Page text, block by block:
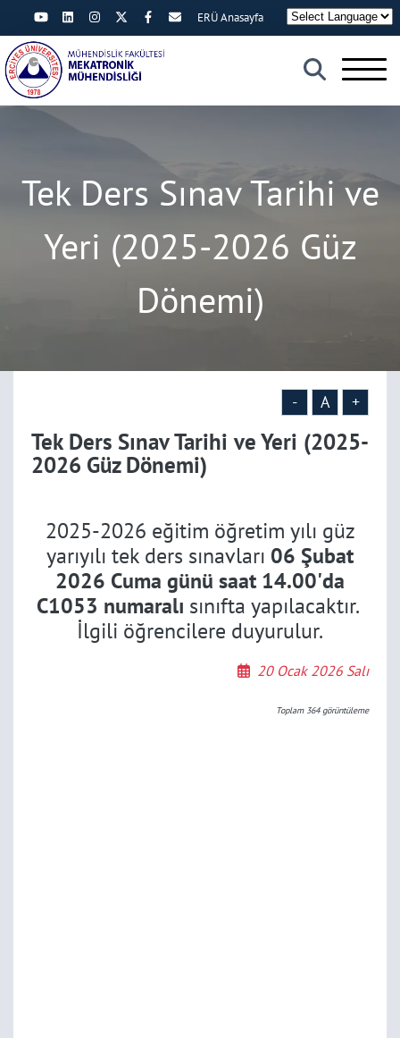
×
ERÜ Anasayfa
Tek Ders Sınav Tarihi ve
Yeri (2025-2026 Güz
Dönemi)
- A +
Tek Ders Sınav Tarihi ve Yeri (2025-
2026 Güz Dönemi)
2025-2026 eğitim öğretim yılı güz
yarıyılı tek ders sınavları 06 Şubat
2026 Cuma günü saat 14.00'da
C1053 numaralı sınıfta yapılacaktır.
İlgili öğrencilere duyurulur.
20 Ocak 2026 Salı
Toplam 364görüntüleme